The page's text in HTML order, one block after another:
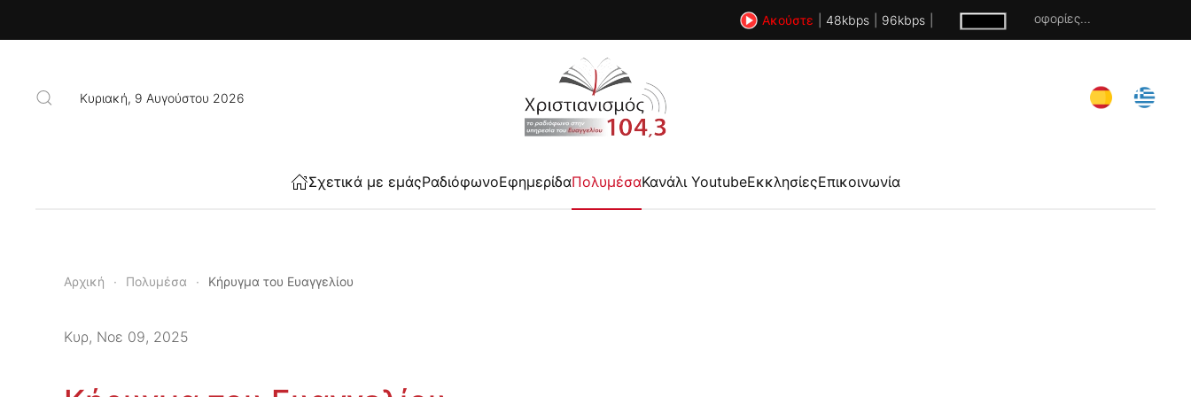
Ακούστε 48kbps 96kbps Χωρίς πληροφορίες...
Κυριακή, 9 Αυγούστου 2026
Σχετικά με εμάςΡαδιόφωνοΕφημερίδαΠολυμέσαΚανάλι YoutubeΕκκλησίεςΕπικοινωνία
Αρχική Πολυμέσα Κήρυγμα του Ευαγγελίου
Κυρ, Νοε 09, 2025